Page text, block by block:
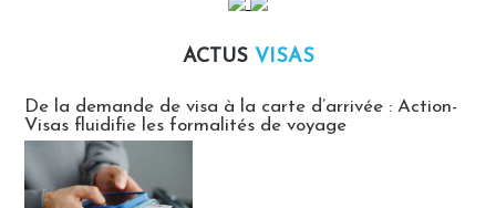
ACTUS VISAS
De la demande de visa à la carte d’arrivée : Action-
Visas fluidifie les formalités de voyage